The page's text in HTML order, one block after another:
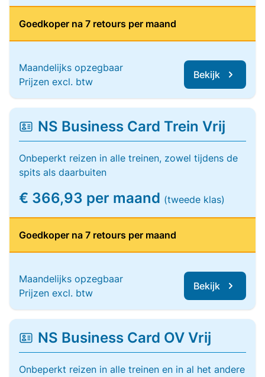
Goedkoper na 7 retours per maand
Maandelijks opzegbaar
Prijzen excl. btw
Bekijk
NS Business Card Trein Vrij
Onbeperkt reizen in alle treinen, zowel tijdens de
spits als daarbuiten
€ 366,93 per maand (tweede klas)
Goedkoper na 7 retours per maand
Maandelijks opzegbaar
Prijzen excl. btw
Bekijk
NS Business Card OV Vrij
Onbeperkt reizen in alle treinen en in al het andere